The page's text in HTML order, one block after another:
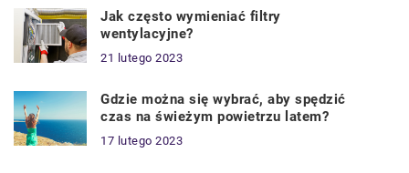
Jak często wymieniać filtry
wentylacyjne?
21 lutego 2023
Gdzie można się wybrać, aby spędzić
czas na świeżym powietrzu latem?
17 lutego 2023